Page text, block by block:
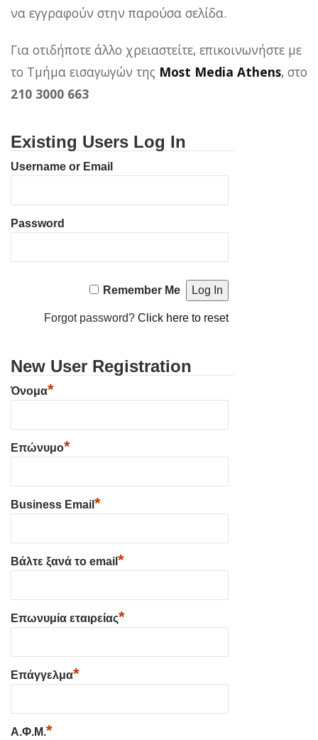
να εγγραφούν στην παρούσα σελίδα.
Για οτιδήποτε άλλο χρειαστείτε, επικοινωνήστε με
το Τμήμα εισαγωγών της Most Media Athens, στο
210 3000 663
Existing Users Log In
Username or Email
Password
Remember Me
Forgot password?Click here to reset
New User Registration
Όνομα*
Επώνυμο*
Business Email *
Βάλτε ξανά το email *
Επωνυμία εταιρείας*
Επάγγελμα*
Α.Φ.Μ.*